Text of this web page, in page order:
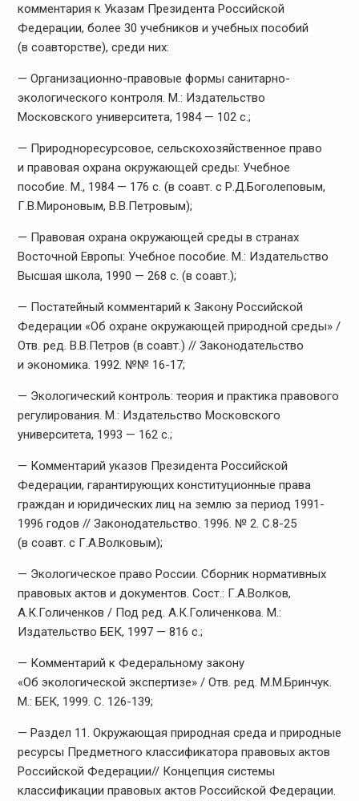
комментария к Указам Президента Российской
Федерации, более 30 учебников и учебных пособий
(в соавторстве), среди них:
— Организационно-правовые формы санитарно-
экологического контроля. М.: Издательство
Московского университета, 1984 — 102 с.;
— Природноресурсовое, сельскохозяйственное право
и правовая охрана окружающей среды: Учебное
пособие. М., 1984 — 176 с. (в соавт. с Р.Д.Боголеповым,
Г.В.Мироновым, В.В.Петровым);
— Правовая охрана окружающей среды в странах
Восточной Европы: Учебное пособие. М.: Издательство
Высшая школа, 1990 — 268 с. (в соавт.);
— Постатейный комментарий к Закону Российской
Федерации «Об охране окружающей природной среды» /
Отв. ред. В.В.Петров (в соавт.) // Законодательство
и экономика. 1992. №№ 16-17;
— Экологический контроль: теория и практика правового
регулирования. М.: Издательство Московского
университета, 1993 — 162 с.;
— Комментарий указов Президента Российской
Федерации, гарантирующих конституционные права
граждан и юридических лиц на землю за период 1991-
1996 годов // Законодательство. 1996. № 2. С.8-25
(в соавт. с Г.А.Волковым);
— Экологическое право России. Сборник нормативных
правовых актов и документов. Сост.: Г.А.Волков,
А.К.Голиченков / Под ред. А.К.Голиченкова. М.:
Издательство БЕК, 1997 — 816 с.;
— Комментарий к Федеральному закону
«Об экологической экспертизе» / Отв. ред. М.М.Бринчук.
М.: БЕК, 1999. С. 126-139;
— Раздел 11. Окружающая природная среда и природные
ресурсы Предметного классификатора правовых актов
Российской Федерации// Концепция системы
классификации правовых актов Российской Федерации.